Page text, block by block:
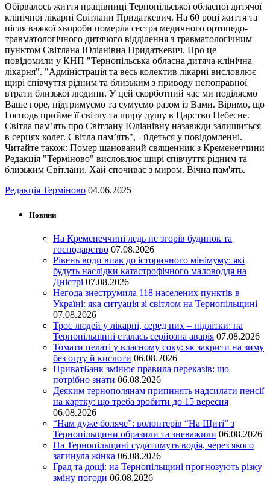
Обірвалось життя працівниці Тернопільської обласної дитячої
клінічної лікарні Світлани Придаткевич. На 60 році життя та
після важкої хвороби померла сестра медичного ортопедо-
травматологічного дитячого відділення з травматологічним
пунктом Світлана Юліанівна Придаткевич. Про це
повідомили у КНП "Тернопільська обласна дитяча клінічна
лікарня". "Адміністрація та весь колектив лікарні висловлює
щирі співчуття рідним та близьким з приводу непоправної
втрати близької людини. У цей скорботний час ми поділяємо
Ваше горе, підтримуємо та сумуємо разом із Вами. Віримо, що
Господь прийме її світлу та щиру душу в Царство Небесне.
Світла пам’ять про Світлану Юліанівну назавжди залишиться
в серцях колег. Світла пам’ять", - йдеться у повідомленні.
Читайте також: Помер шанований священник з Кременеччини
Редакція "Терміново" висловлює щирі співчуття рідним та
близьким Світлани. Хай спочиває з миром. Вічна пам'ять.
Редакція Терміново 04.06.2025
Новини
На Кременеччині ледь не згорів будинок та
господарство 07.08.2026
Рівень води впав до історичного мінімуму: які
будуть наслідки катастрофічного маловоддя на
Дністрі 07.08.2026
Негода знеструмила 118 населених пунктів в
Україні: яка ситуація зі світлом на Тернопільщині
07.08.2026
Троє людей у лікарні, серед них – підлітки: на
Тернопільщині сталась серйозна аварія 07.08.2026
Томати пелаті у власному соку: як закрити на зиму
без оцту й кислоти 06.08.2026
ПриватБанк змінює правила переказів: що
потрібно знати 06.08.2026
Деяким тернополянам припинять надсилати пенсії
на картку: що треба зробити до 15 вересня
06.08.2026
“Нам дуже боляче”: волонтерів “На Щиті” з
Тернопільщини образили та зневажили 06.08.2026
На Тернопільщині судитимуть водія, через якого
загинула жінка 06.08.2026
Град та дощі: на Тернопільщині прогнозують різку
зміну погоди 06.08.2026